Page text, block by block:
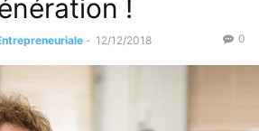
!
- 12/12/2018 0